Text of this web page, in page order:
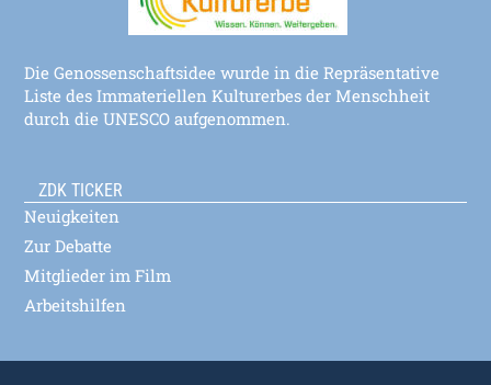
Die Genossenschaftsidee wurde in die Repräsentative
Liste des Immateriellen Kulturerbes der Menschheit
durch die UNESCO aufgenommen.
ZDK TICKER
Neuigkeiten
Zur Debatte
Mitglieder im Film
Arbeitshilfen